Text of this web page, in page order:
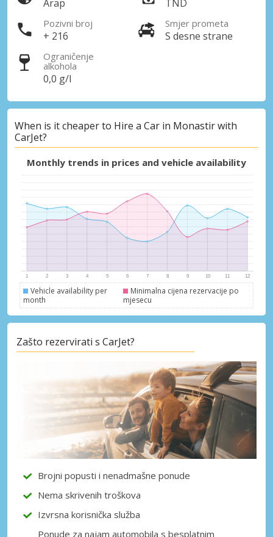
Posebni popusti
Pristupite ekskluzivnim ponudama naših
Prijava putem eLinka
Arap TND
Pozivni broj
+ 216
Smjer prometa
S desne strane
Ograničenje
alkohola
0,0 g/l
When is it cheaper to Hire a Car in Monastir with
CarJet?
Monthly trends in prices and vehicle availability
Vehicle availability per
month
Minimalna cijena rezervacije po
mjesecu
Zašto rezervirati s CarJet?
Brojni popusti i nenadmašne ponude
Nema skrivenih troškova
Izvrsna korisnička služba
Ponude za najam automobila s besplatnim